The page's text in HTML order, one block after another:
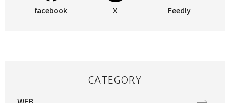
facebook X Feedly
CATEGORY